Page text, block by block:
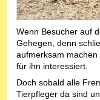
Wenn Besucher auf
Gehegen, denn
aufmerksam
für ihn interessiert.
Doch sobald alle
Tierpfleger da sind